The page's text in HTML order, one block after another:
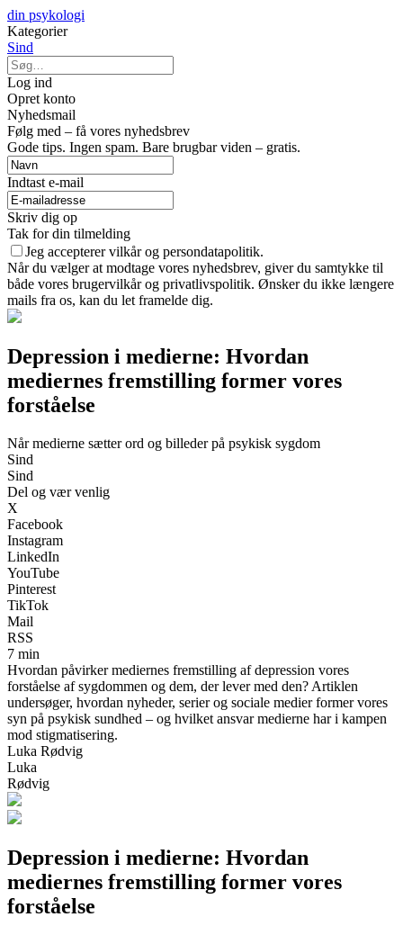
din psykologi
Kategorier
Sind
Log ind
Opret konto
Nyhedsmail
Følg med – få vores nyhedsbrev
Gode tips. Ingen spam. Bare brugbar viden – gratis.
Indtast e-mail
Skriv dig op
Tak for din tilmelding
Jeg accepterer vilkår og persondatapolitik.
Når du vælger at modtage vores nyhedsbrev, giver du samtykke til
både vores brugervilkår og privatlivspolitik. Ønsker du ikke længere
mails fra os, kan du let framelde dig.
Depression i medierne: Hvordan
mediernes fremstilling former vores
forståelse
Når medierne sætter ord og billeder på psykisk sygdom
Sind
Sind
Del og vær venlig
X
Facebook
Instagram
LinkedIn
YouTube
Pinterest
TikTok
Mail
RSS
7 min
Hvordan påvirker mediernes fremstilling af depression vores
forståelse af sygdommen og dem, der lever med den? Artiklen
undersøger, hvordan nyheder, serier og sociale medier former vores
syn på psykisk sundhed – og hvilket ansvar medierne har i kampen
mod stigmatisering.
Luka Rødvig
Luka
Rødvig
Depression i medierne: Hvordan
mediernes fremstilling former vores
forståelse